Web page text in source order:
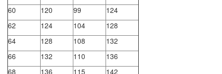
60
120 99
124
62
124 104
128
64
128 108
132
66
132 110
136
68
136 115
142